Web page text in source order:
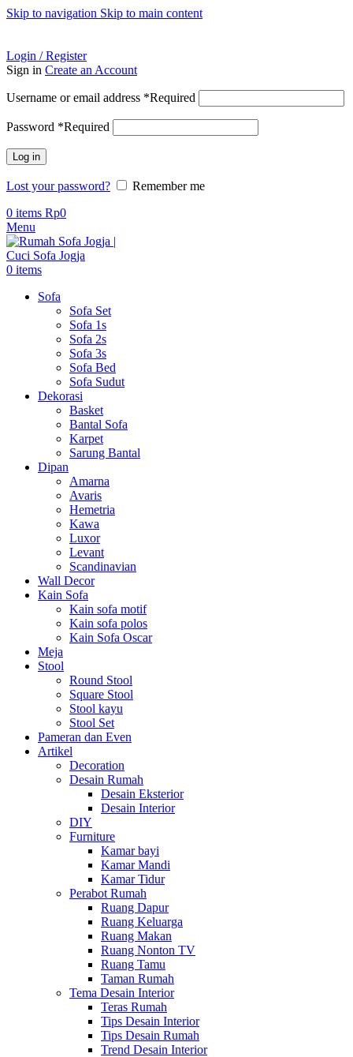
Skip to navigation Skip to main content
Login / Register
Sign in Create an Account
Username or email address *Required
Password *Required
Log in
Lost your password?
Remember me
0 items Rp0
Menu
0 items
Sofa
Sofa Set
Sofa 1s
Sofa 2s
Sofa 3s
Sofa Bed
Sofa Sudut
Dekorasi
Basket
Bantal Sofa
Karpet
Sarung Bantal
Dipan
Amarna
Avaris
Hemetria
Kawa
Luxor
Levant
Scandinavian
Wall Decor
Kain Sofa
Kain sofa motif
Kain sofa polos
Kain Sofa Oscar
Meja
Stool
Round Stool
Square Stool
Stool kayu
Stool Set
Pameran dan Even
Artikel
Decoration
Desain Rumah
Desain Eksterior
Desain Interior
DIY
Furniture
Kamar bayi
Kamar Mandi
Kamar Tidur
Perabot Rumah
Ruang Dapur
Ruang Keluarga
Ruang Makan
Ruang Nonton TV
Ruang Tamu
Taman Rumah
Tema Desain Interior
Teras Rumah
Tips Desain Interior
Tips Desain Rumah
Trend Desain Interior